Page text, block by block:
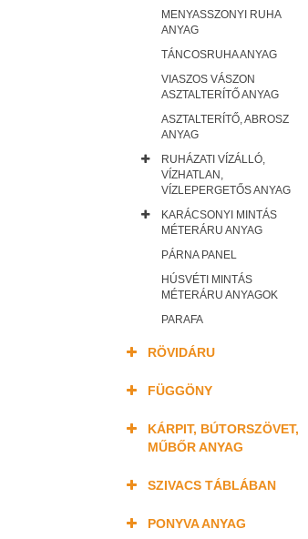
MENYASSZONYI RUHA
ANYAG
TÁNCOSRUHA ANYAG
VIASZOS VÁSZON
ASZTALTERÍTŐ ANYAG
ASZTALTERÍTŐ, ABROSZ
ANYAG
RUHÁZATI VÍZÁLLÓ,
VÍZHATLAN,
VÍZLEPERGETŐS ANYAG
KARÁCSONYI MINTÁS
MÉTERÁRU ANYAG
PÁRNA PANEL
HÚSVÉTI MINTÁS
MÉTERÁRU ANYAGOK
PARAFA
RÖVIDÁRU
FÜGGÖNY
KÁRPIT, BÚTORSZÖVET,
MŰBŐR ANYAG
SZIVACS TÁBLÁBAN
PONYVA ANYAG